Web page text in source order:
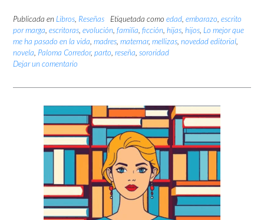
Publicada en Libros Reseñas Etiquetada como edad embarazo escrito
por marga escritoras evolución familia ficción hijas hijos Lo mejor que
me ha pasado en la vida madres maternar, mellizas novedad editorial
novela Paloma Corredor, parto reseña sororidad
Dejar un comentario